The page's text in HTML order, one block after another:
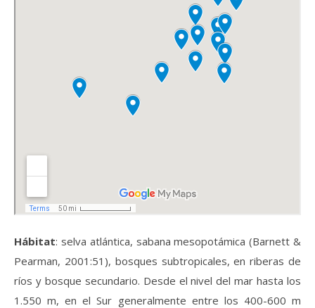
Hábitat: selva atlántica, sabana mesopotámica (Barnett &
Pearman, 2001:51), bosques subtropicales, en riberas de
ríos y bosque secundario. Desde el nivel del mar hasta los
1.550 m, en el Sur generalmente entre los 400-600 m